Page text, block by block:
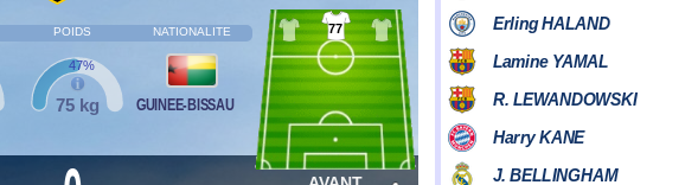
POIDS NATIONALITE
75 kg
47%
GUINEE-BISSAU
77